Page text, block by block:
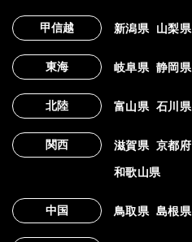
甲信越 新潟県 山梨県
東海 岐阜県 静岡県
北陸 富山県 石川県
関西 滋賀県 京都府
和歌山県
中国 鳥取県 島根県